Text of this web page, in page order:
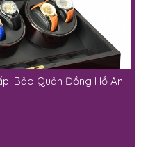
Bảo Quản Đồng Hồ An